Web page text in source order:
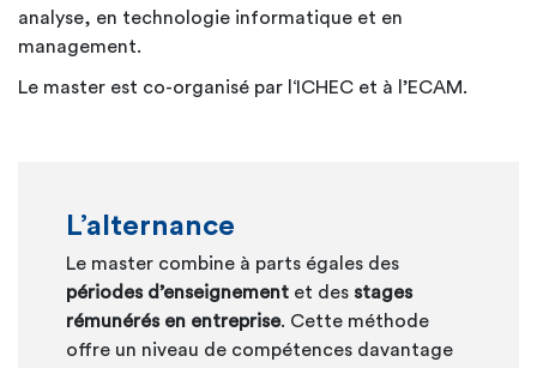
analyse, en technologie informatique et en
management.
Le master est co-organisé par l‘ICHEC et à l’ECAM.
L’alternance
Le master combine à parts égales des
périodes d’enseignement et des stages
rémunérés en entreprise. Cette méthode
offre un niveau de compétences davantage